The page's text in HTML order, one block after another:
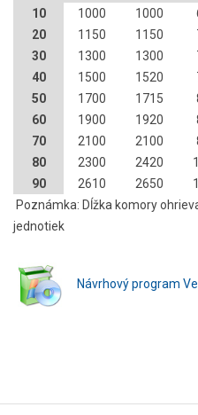
10
1000 1000
20
1150 1150
30
1300 1300
40
1500 1520
50
1700 1715
60
1900 1920
70
2100 2100
80
2300 2420
90
2610 2650
Poznámka: Dĺžka komory
jednotiek
Návrhový program